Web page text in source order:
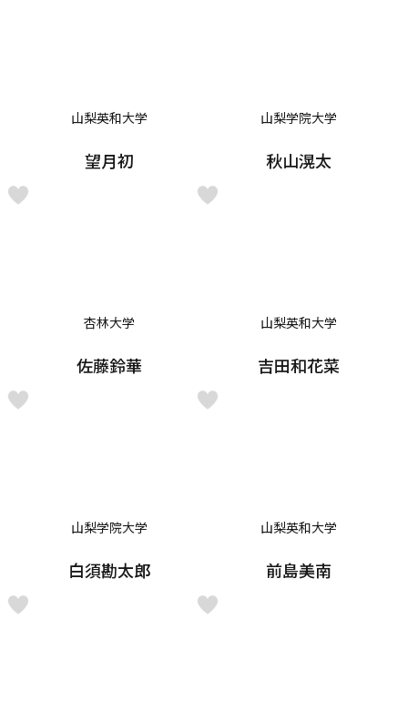
山梨英和大学
望月初
山梨学院大学
秋山滉太
杏林大学
佐藤鈴華
山梨英和大学
吉田和花菜
山梨学院大学
白須勘太郎
山梨英和大学
前島美南